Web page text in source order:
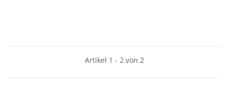
Artikel 1 - 2 von 2